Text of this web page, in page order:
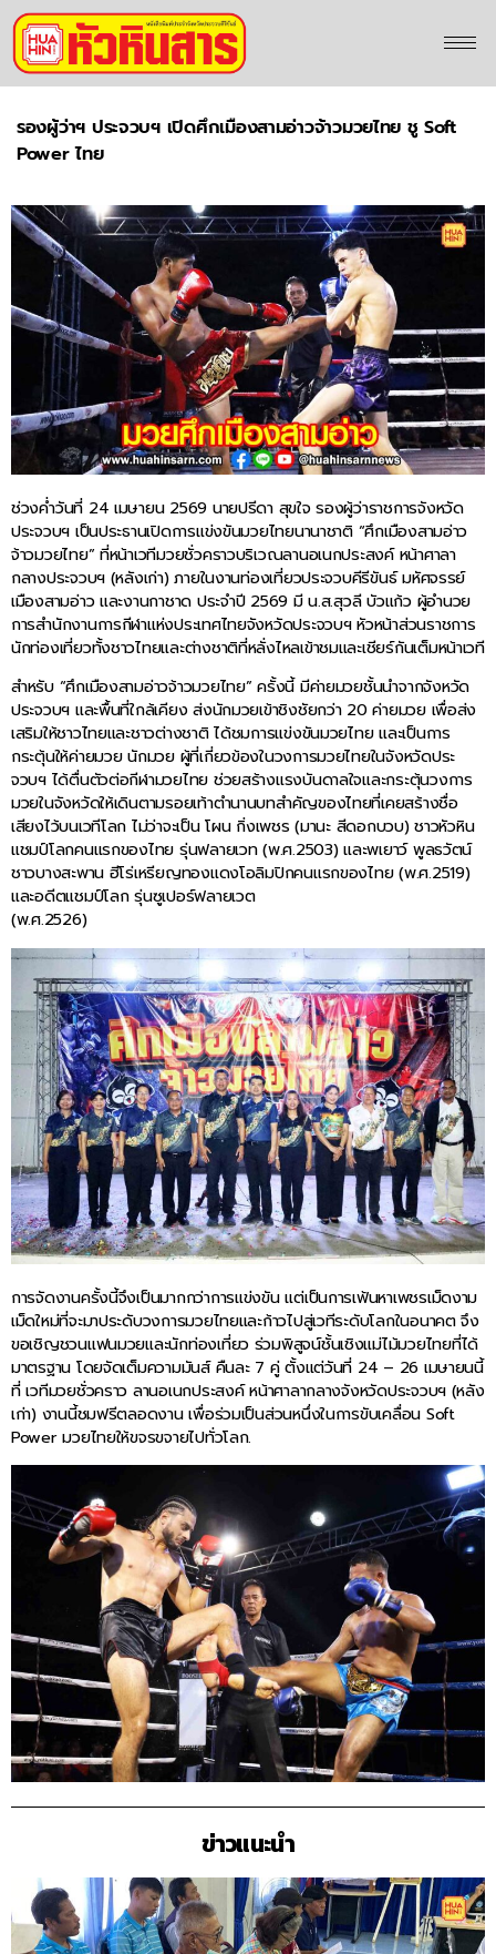
รองผู้ว่าฯ ประจวบฯ เปิดศึกเมืองสามอ่าวจ้าวมวยไทย ชู Soft
Power ไทย
ช่วงค่ำวันที่ 24 เมษายน 2569 นายปรีดา สุขใจ รองผู้ว่าราชการจังหวัด
ประจวบฯ เป็นประธานเปิดการแข่งขันมวยไทยนานาชาติ “ศึกเมืองสามอ่าว
จ้าวมวยไทย” ที่หน้าเวทีมวยชั่วคราวบริเวณลานอเนกประสงค์ หน้าศาลา
กลางประจวบฯ (หลังเก่า) ภายในงานท่องเที่ยวประจวบคีรีขันธ์ มหัศจรรย์
เมืองสามอ่าว และงานกาชาด ประจำปี 2569 มี น.ส.สุวลี บัวแก้ว ผู้อำนวย
การสำนักงานการกีฬาแห่งประเทศไทยจังหวัดประจวบฯ หัวหน้าส่วนราชการ
นักท่องเที่ยวทั้งชาวไทยและต่างชาติที่หลั่งไหลเข้าชมและเชียร์กันเต็มหน้าเวที
สำหรับ “ศึกเมืองสามอ่าวจ้าวมวยไทย” ครั้งนี้ มีค่ายมวยชั้นนำจากจังหวัด
ประจวบฯ และพื้นที่ใกล้เคียง ส่งนักมวยเข้าชิงชัยกว่า 20 ค่ายมวย เพื่อส่ง
เสริมให้ชาวไทยและชาวต่างชาติ ได้ชมการแข่งขันมวยไทย และเป็นการ
กระตุ้นให้ค่ายมวย นักมวย ผู้ที่เกี่ยวข้องในวงการมวยไทยในจังหวัดประ
จวบฯ ได้ตื่นตัวต่อกีฬามวยไทย ช่วยสร้างแรงบันดาลใจและกระตุ้นวงการ
มวยในจังหวัดให้เดินตามรอยเท้าตำนานบทสำคัญของไทยที่เคยสร้างชื่อ
เสียงไว้บนเวทีโลก ไม่ว่าจะเป็น โผน กิ่งเพชร (มานะ สีดอกบวบ) ชาวหัวหิน
แชมป์โลกคนแรกของไทย รุ่นฟลายเวท (พ.ศ.2503) และพเยาว์ พูลธวัตน์
ชาวบางสะพาน ฮีโร่เหรียญทองแดงโอลิมปิกคนแรกของไทย (พ.ศ.2519)
และอดีตแชมป์โลก รุ่นซูเปอร์ฟลายเวต
(พ.ศ.2526)
การจัดงานครั้งนี้จึงเป็นมากกว่าการแข่งขัน แต่เป็นการเฟ้นหาเพชรเม็ดงาม
เม็ดใหม่ที่จะมาประดับวงการมวยไทยและก้าวไปสู่เวทีระดับโลกในอนาคต จึง
ขอเชิญชวนแฟนมวยและนักท่องเที่ยว ร่วมพิสูจน์ชั้นเชิงแม่ไม้มวยไทยที่ได้
มาตรฐาน โดยจัดเต็มความมันส์ คืนละ 7 คู่ ตั้งแต่วันที่ 24 – 26 เมษายนนี้
ที่ เวทีมวยชั่วคราว ลานอเนกประสงค์ หน้าศาลากลางจังหวัดประจวบฯ (หลัง
เก่า) งานนี้ชมฟรีตลอดงาน เพื่อร่วมเป็นส่วนหนึ่งในการขับเคลื่อน Soft
Power มวยไทยให้ขจรขจายไปทั่วโลก.
ข่าวแนะนำ